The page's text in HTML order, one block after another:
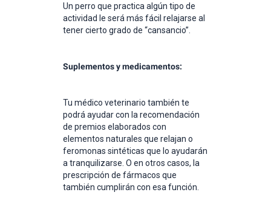
Un perro que practica algún tipo de
actividad le será más fácil relajarse al
tener cierto grado de “cansancio”.
Suplementos y medicamentos:
Tu médico veterinario también te
podrá ayudar con la recomendación
de premios elaborados con
elementos naturales que relajan o
feromonas sintéticas que lo ayudarán
a tranquilizarse. O en otros casos, la
prescripción de fármacos que
también cumplirán con esa función.